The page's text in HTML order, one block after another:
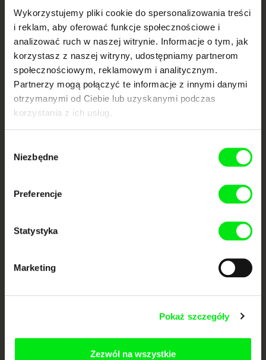
Wykorzystujemy pliki cookie do spersonalizowania treści
i reklam, aby oferować funkcje społecznościowe i
analizować ruch w naszej witrynie. Informacje o tym, jak
korzystasz z naszej witryny, udostępniamy partnerom
społecznościowym, reklamowym i analitycznym.
Partnerzy mogą połączyć te informacje z innymi danymi
otrzymanymi od Ciebie lub uzyskanymi podczas
korzystania z ich usług.
zgody
Niezbędne
Preferencje
Statystyka
Marketing
Pokaż szczegóły
Zezwól na wszystkie
Nowe festiwalowe filmy
każdego tygodnia
Portal DAFilms.pl powstał w wyniku inicjatywy Doc Alliance, kreatywnej
współpracy 7 europejskich festiwali kina dokumentalnego. Naszym celem
jest przesuwać granice filmu dokumentalnego, wspierać jego
różnorodność i promować wartościowe autorskie filmy.
Członkowie Doc Alliance
DOK Leipzig